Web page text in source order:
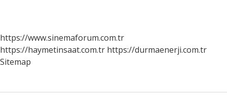
https://www.sinemaforum.com.tr
https://haymetinsaat.com.tr https://durmaenerji.com.tr
Sitemap